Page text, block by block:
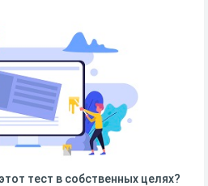
тест в собственных целях?